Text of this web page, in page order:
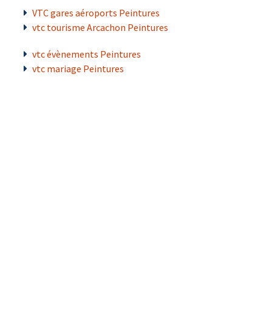
VTC gares aéroports Peintures
vtc tourisme Arcachon Peintures
vtc évènements Peintures
vtc mariage Peintures